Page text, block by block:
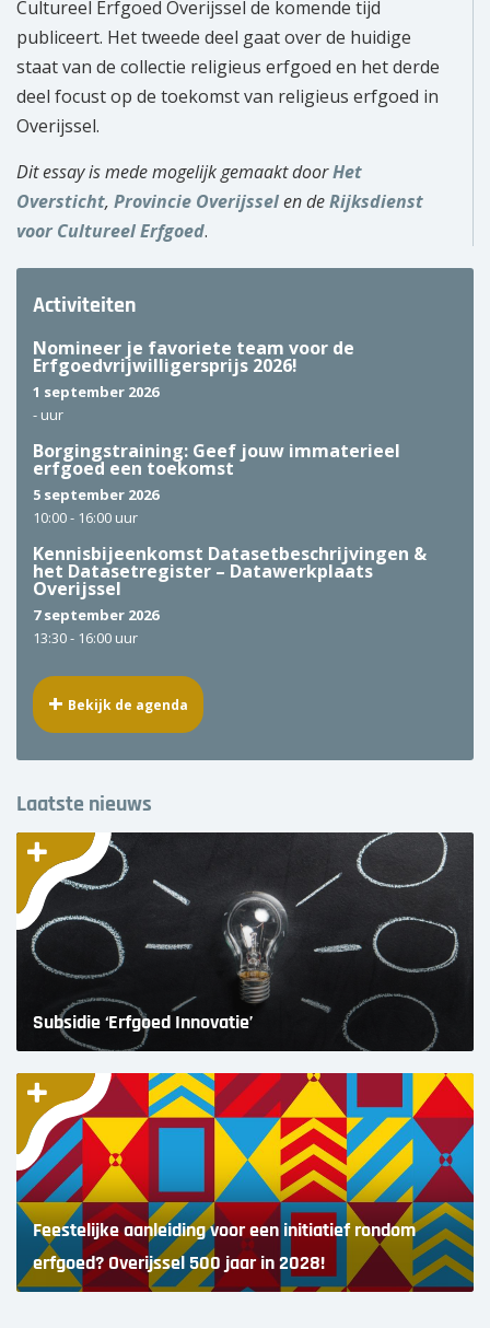
Cultureel Erfgoed Overijssel de komende tijd
publiceert. Het tweede deel gaat over de huidige
staat van de collectie religieus erfgoed en het derde
deel focust op de toekomst van religieus erfgoed in
Overijssel.
Dit essay is mede mogelijk gemaakt doorHet
Oversticht, Provincie Overijsselen deRijksdienst
voor Cultureel Erfgoed.
Activiteiten
Nomineer je favoriete team voor de
Erfgoedvrijwilligersprijs 2026!
1 september 2026
- uur
Borgingstraining: Geef jouw immaterieel
erfgoed een toekomst
5 september 2026
10:00 - 16:00 uur
Kennisbijeenkomst Datasetbeschrijvingen &
het Datasetregister – Datawerkplaats
Overijssel
7 september 2026
13:30 - 16:00 uur
Bekijk de agenda
Laatste nieuws
Subsidie ‘Erfgoed Innovatie’
Feestelijke aanleiding voor een initiatief rondom
erfgoed? Overijssel 500 jaar in 2028!